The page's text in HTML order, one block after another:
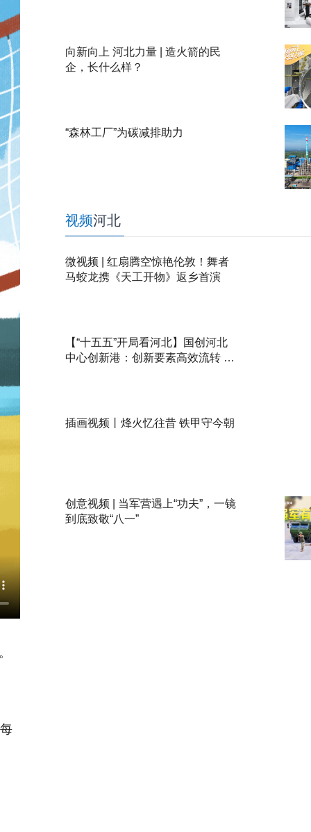
向新向上 河北力量 | 造火箭的民
企，长什么样？
“森林工厂”为碳减排助力
视频河北
微视频 | 红扇腾空惊艳伦敦！舞者
马蛟龙携《天工开物》返乡首演
【“十五五”开局看河北】国创河北
中心创新港：创新要素高效流转 京
插画视频丨烽火忆往昔 铁甲守今朝
创意视频 | 当军营遇上“功夫”，一镜
到底致敬“八一”